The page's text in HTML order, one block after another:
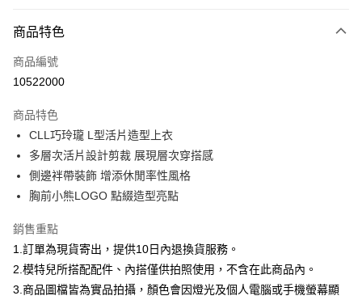
信用卡一次付款
信用卡分期付款
合作金庫商業銀行
華南商業銀行
上海商業儲蓄銀行
台北富邦商業銀行
國泰世華商業銀行
臺灣中小企業銀行
聯邦商業銀行
元大商業銀行
永豐商業銀行
台新國際商業銀行
中國信託商業銀行
台灣樂天信用卡公司
超商取貨付款
LINE Pay
Apple Pay
悠遊付
Google Pay
商品特色
商品編號
10522000
商品特色
CLL巧玲瓏 L型活片造型上衣
多層次活片設計剪裁 展現層次穿搭感
側邊袢帶裝飾 增添休閒率性風格
胸前小熊LOGO 點綴造型亮點
銷售重點
1.訂單為現貨寄出，提供10日內退換貨服務。
2.模特兒所搭配配件、內搭僅供拍照使用，不含在此商品內。
3.商品圖檔皆為實品拍攝，顏色會因燈光及個人電腦或手機螢幕顯